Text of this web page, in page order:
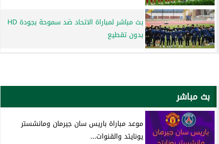
بث مباشر لمباراة الاتحاد ضد سموحة بجودة HD
بدون تقطيع
بث مباشر
موعد مباراة باريس سان جيرمان ومانشستر
يونايتد والقنوات...